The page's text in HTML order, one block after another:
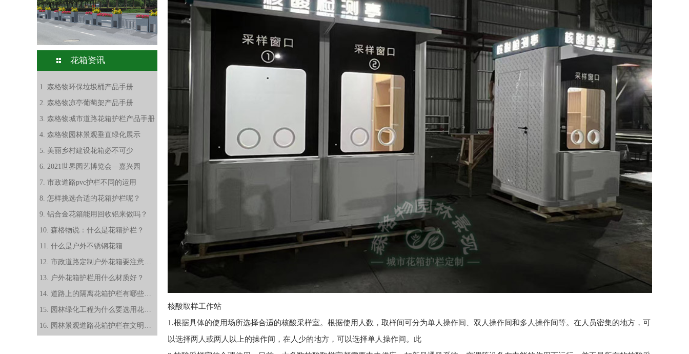
花箱资讯
1. 森格物环保垃圾桶产品手册
2. 森格物凉亭葡萄架产品手册
3. 森格物城市道路花箱护栏产品手册
4. 森格物园林景观垂直绿化展示
5. 美丽乡村建设花箱必不可少
6. 2021世界园艺博览会—嘉兴园
7. 市政道路pvc护栏不同的运用
8. 怎样挑选合适的花箱护栏呢？
9. 铝合金花箱能用回收铝来做吗？
10. 森格物说：什么是花箱护栏？
11. 什么是户外不锈钢花箱
12. 市政道路定制户外花箱要注意哪些细节？
13. 户外花箱护栏用什么材质好？
14. 道路上的隔离花箱护栏有哪些款式？
15. 园林绿化工程为什么要选用花箱护栏
16. 园林景观道路花箱护栏在文明城市创建中能起到什么作用？
核酸取样工作站
1.根据具体的使用场所选择合适的核酸采样室。根据使用人数，取样间可分为单人操作间、双人操作间和多人操作间等。在人员密集的地方，可
以选择两人或两人以上的操作间，在人少的地方，可以选择单人操作间。此